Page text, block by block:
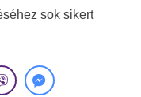
sok sikert